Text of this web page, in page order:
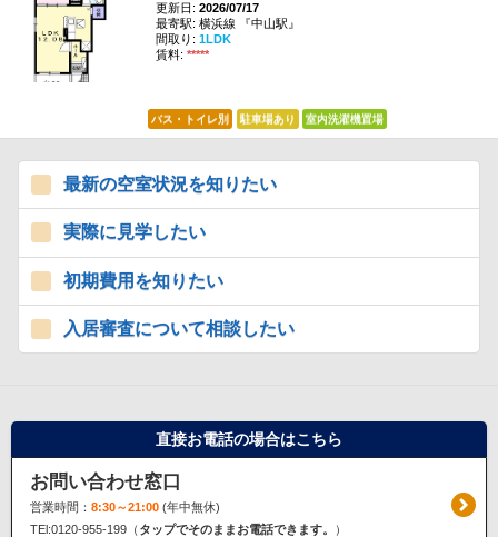
更新日: 2026/07/17
最寄駅: 横浜線 『中山駅』
間取り: 1LDK
賃料: *****
バス・トイレ別 駐車場あり 室内洗濯機置場
最新の空室状況を知りたい
実際に見学したい
初期費用を知りたい
入居審査について相談したい
直接お電話の場合はこちら
お問い合わせ窓口
営業時間： 8:30～21:00(年中無休)
TEl:0120-955-199（ タップでそのままお電話できます。 ）